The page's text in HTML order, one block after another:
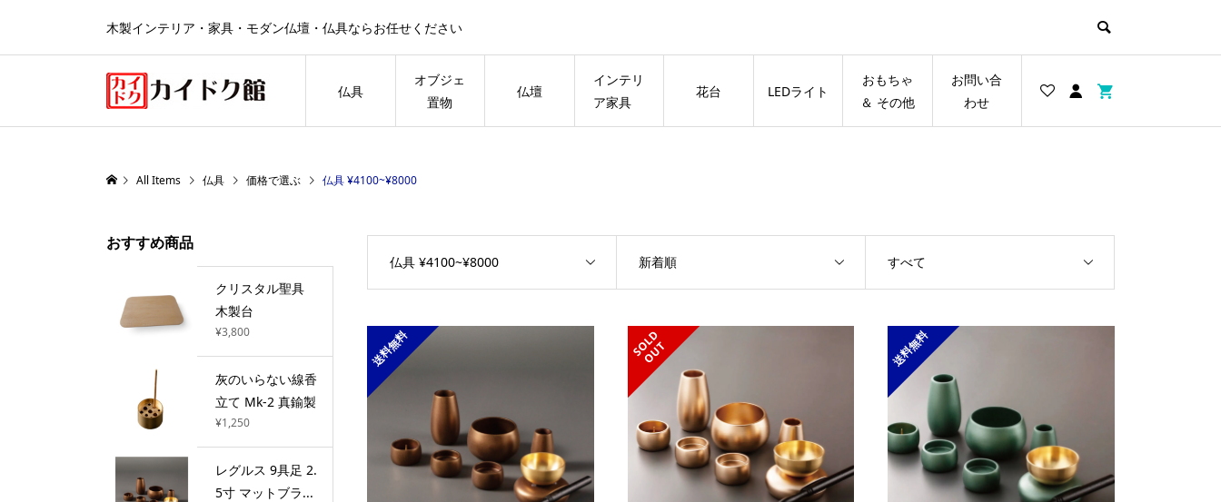
木製インテリア・家具・モダン仏壇・仏具ならお任せください
仏具
オブジェ
置物
仏壇
インテリ
ア家具
花台 LEDライト
おもちゃ
＆ その他
お問い合
わせ
All Items 仏具 価格で選ぶ 仏具 ¥4100~¥8000
仏具 ¥4100~¥8000 新着順 すべて
送料無料 S
O
L
D
O
U
T 送料無料
おすすめ商品
クリスタル聖具
木製台
¥3,800
灰のいらない線香
立て Mk-2 真鍮製
¥1,250
レグルス 9具足 2.
5寸 マットブラ...